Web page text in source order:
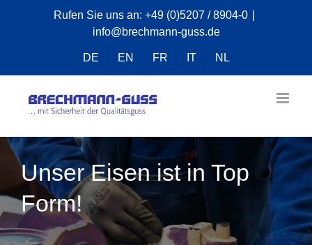
Rufen Sie uns an: +49 (0)5207 / 8904-0
info@brechmann-guss.de
DE EN FR IT NL
Unser Eisen ist in Top
Form!